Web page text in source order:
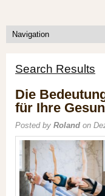
Search Results
Die
für Ihre
Posted by Roland on